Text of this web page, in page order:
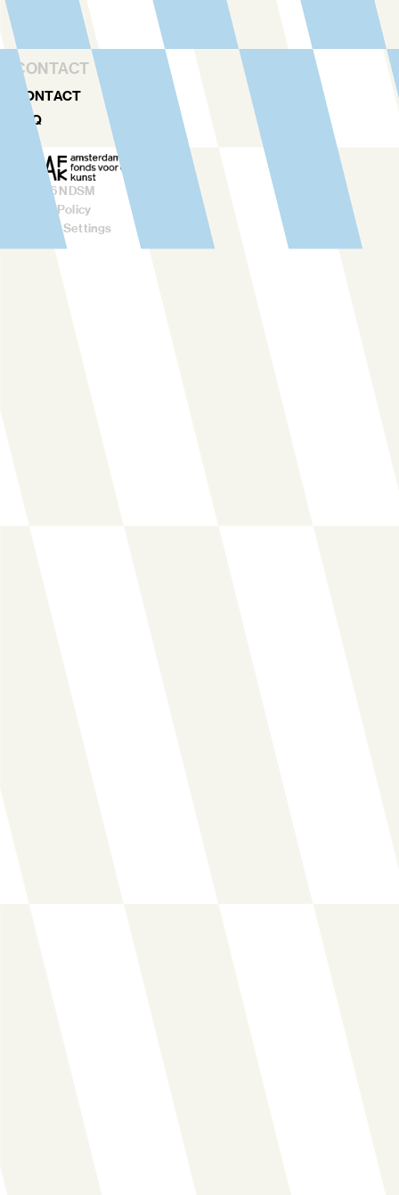
CONTACT
CONTACT
FAQ
2026NDSM
Privacy Policy
Cookies Settings